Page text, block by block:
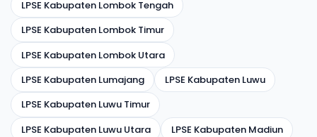
LPSE Kabupaten Lombok Tengah
LPSE Kabupaten Lombok Timur
LPSE Kabupaten Lombok Utara
LPSE Kabupaten Lumajang
LPSE Kabupaten Luwu
LPSE Kabupaten Luwu Timur
LPSE Kabupaten Luwu Utara
LPSE Kabupaten Madiun